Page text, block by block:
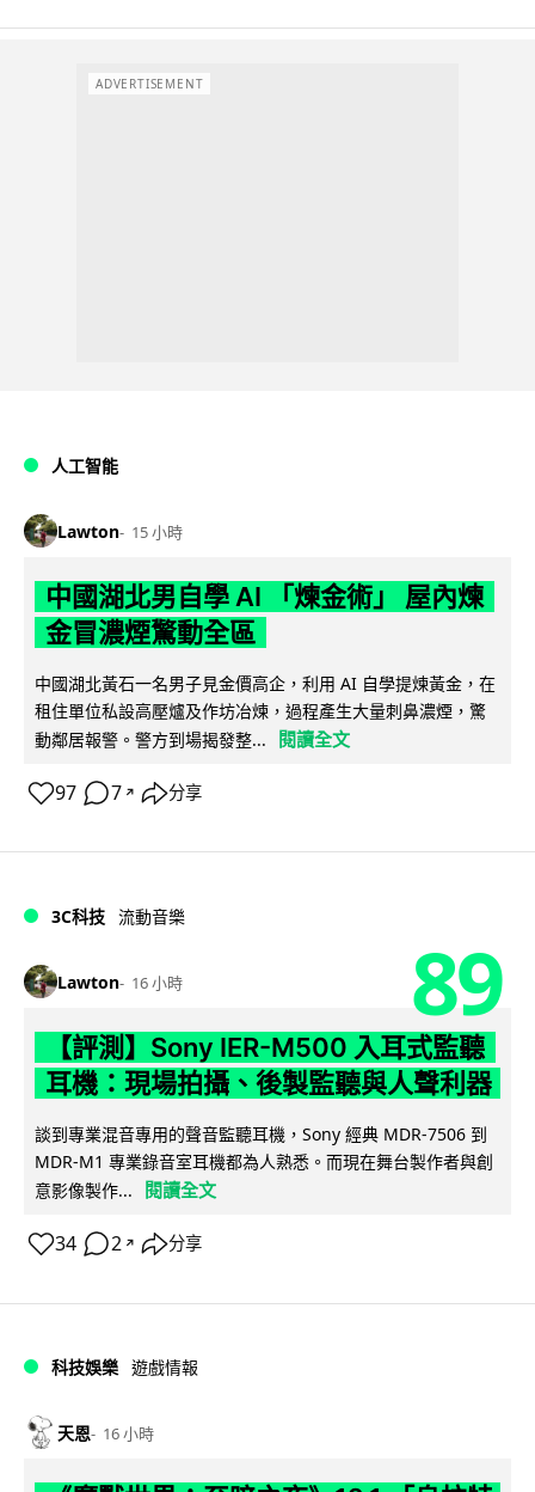
ADVERTISEMENT
人工智能
Lawton 15 小時
中國湖北男自學 AI 「煉金術」 屋內煉
金冒濃煙驚動全區
中國湖北黃石一名男子見金價高企，利用 AI 自學提煉黃金，在
租住單位私設高壓爐及作坊冶煉，過程產生大量刺鼻濃煙，驚
動鄰居報警。警方到場揭發整...
閱讀全文
97 7 ↗ 分享
3C科技 流動音樂
Lawton 16 小時 89
【評測】Sony IER-M500 入耳式監聽
耳機：現場拍攝、後製監聽與人聲利器
談到專業混音專用的聲音監聽耳機，Sony 經典 MDR-7506 到
MDR-M1 專業錄音室耳機都為人熟悉。而現在舞台製作者與創
意影像製作...
閱讀全文
34 2 ↗ 分享
科技娛樂 遊戲情報
天恩 16 小時